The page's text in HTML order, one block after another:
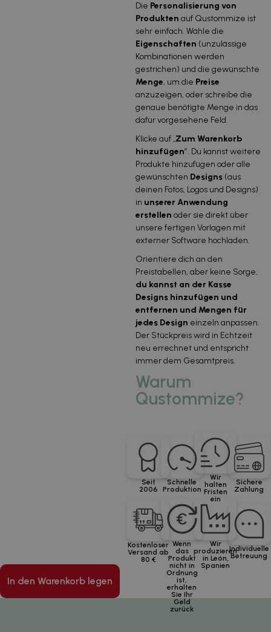
Die Personalisierung von
Produkten auf Qustommize ist
sehr einfach. Wähle die
Eigenschaften (unzulässige
Kombinationen werden
gestrichen) und die gewünschte
Menge, um die Preise
anzuzeigen, oder schreibe die
genaue benötigte Menge in das
dafür vorgesehene Feld.
Klicke auf „Zum Warenkorb
hinzufügen”. Du kannst weitere
Produkte hinzufügen oder alle
gewünschten Designs (aus
deinen Fotos, Logos und Designs)
in unserer Anwendung
erstellen oder sie direkt über
unsere fertigen Vorlagen mit
externer Software hochladen.
Orientiere dich an den
Preistabellen, aber keine Sorge,
du kannst an der Kasse
Designs hinzufügen und
entfernen und Mengen für
jedes Design einzeln anpassen.
Der Stückpreis wird in Echtzeit
neu errechnet und entspricht
immer dem Gesamtpreis.
Warum
Qustommize?
Seit
2006
Schnelle
Produktion
Wir
halten
Fristen
ein
Sichere
Zahlung
Kostenloser
Versand ab
80 €
Wenn
das
Produkt
nicht in
Ordnung
ist,
erhalten
Sie Ihr
Geld
zurück
Wir
produzieren
in León,
Spanien
Individuelle
Betreuung
In den Warenkorb legen